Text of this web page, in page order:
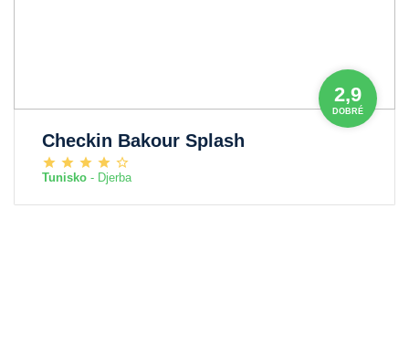
2,9
DOBRÉ
Checkin Bakour Splash
Tunisko - Djerba